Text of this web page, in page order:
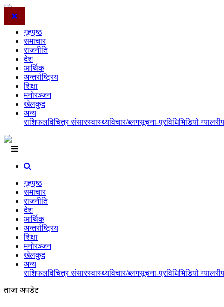
गृहपृष्ठ
समाचार
राजनीति
देश
आर्थिक
अन्तर्राष्ट्रिय
शिक्षा
मनोरञ्जन
खेलकुद
अन्य
राशिफलविचित्र संसारस्वास्थ्यविचार/ब्लगसूचना-प्रविधिभिडियो ग्यालरी
गृहपृष्ठ
समाचार
राजनीति
देश
आर्थिक
अन्तर्राष्ट्रिय
शिक्षा
मनोरञ्जन
खेलकुद
अन्य
राशिफलविचित्र संसारस्वास्थ्यविचार/ब्लगसूचना-प्रविधिभिडियो ग्यालरी
ताजा अपडेट